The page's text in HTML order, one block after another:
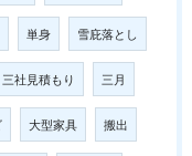
単身 雪庇落とし
三社見積もり 三月
大型家具 搬出